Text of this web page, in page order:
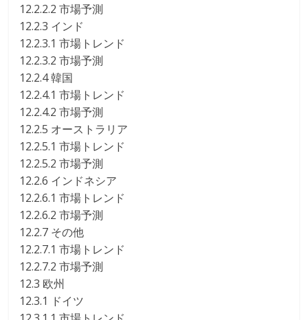
12.2.2.2 市場予測
12.2.3 インド
12.2.3.1 市場トレンド
12.2.3.2 市場予測
12.2.4 韓国
12.2.4.1 市場トレンド
12.2.4.2 市場予測
12.2.5 オーストラリア
12.2.5.1 市場トレンド
12.2.5.2 市場予測
12.2.6 インドネシア
12.2.6.1 市場トレンド
12.2.6.2 市場予測
12.2.7 その他
12.2.7.1 市場トレンド
12.2.7.2 市場予測
12.3 欧州
12.3.1 ドイツ